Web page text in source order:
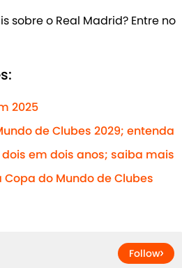
sobre o Real Madrid? Entre no
2025
de Clubes 2029; entenda
em dois anos; saiba mais
do Mundo de Clubes
Follow